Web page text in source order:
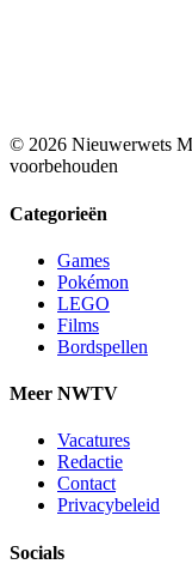
© 2026 Nieuwerwets
voorbehouden
Categorieën
Games
Pokémon
LEGO
Films
Bordspellen
Meer NWTV
Vacatures
Redactie
Contact
Privacybeleid
Socials